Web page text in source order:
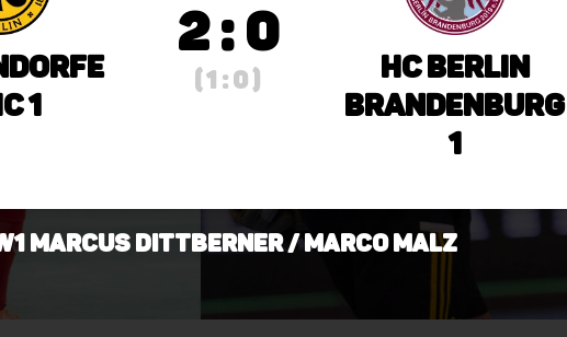
1
2 : 0
( 1 : 0 )
HC Berlin
Brandenburg
1
Marcus Dittberner / Marco Malz